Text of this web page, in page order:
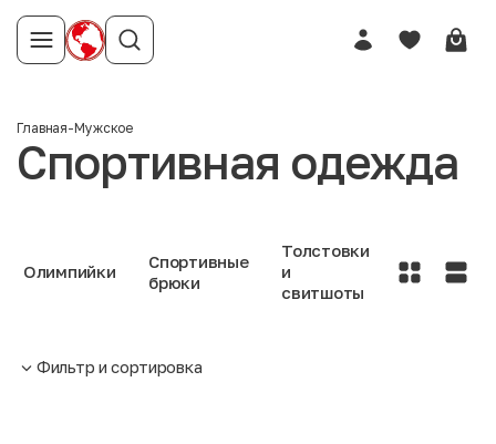
Главная-Мужское
Спортивная одежда
Олимпийки
Спортивные
брюки
Толстовки
и
свитшоты
Фильтр и сортировка